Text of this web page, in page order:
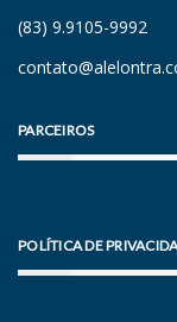
(83) 9.9105-9992
PARCEIROS
POLÍTICA DE